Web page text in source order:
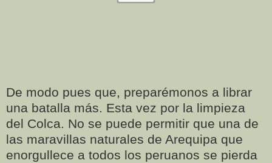
De modo pues que, preparémonos a librar
una batalla más. Esta vez por la limpieza
del Colca. No se puede permitir que una de
las maravillas naturales de Arequipa que
enorgullece a todos los peruanos se pierda